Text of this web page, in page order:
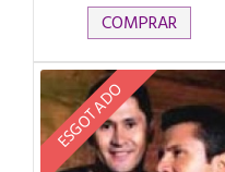
COMPRAR
ESGOTADO